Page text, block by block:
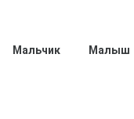
Мальчик Малыш